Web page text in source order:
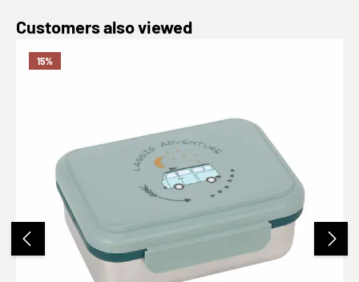
Produktgalerie überspringen
Customers also viewed
15%